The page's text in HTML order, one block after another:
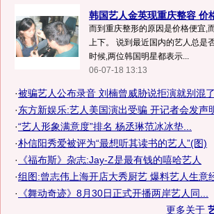
韩国艺人金英现重庆整容 价
而到重庆整形的原因是价格便宜,
上下。 说到最近国内的艺人总是
时候,两位韩国明星都表示...
06-07-18 13:13
·被骗艺人公布录音 刘楠曾威胁说拒演就别混
·东方新娱乐:艺人美国演出受骗 开记者会发声
·“艺人形象满意度”排名 杨丞琳范冰冰垫...
·朴信阳秀爱被评为“最想听其读书的艺人”(图)
· 《福布斯》杂志:Jay-Z是最有钱的嘻哈艺人
·组图:曾志伟上海开店大秀厨艺 爆料艺人生意
·
《舞动奇迹》8月30日正式开播两岸艺人同...
更多关于